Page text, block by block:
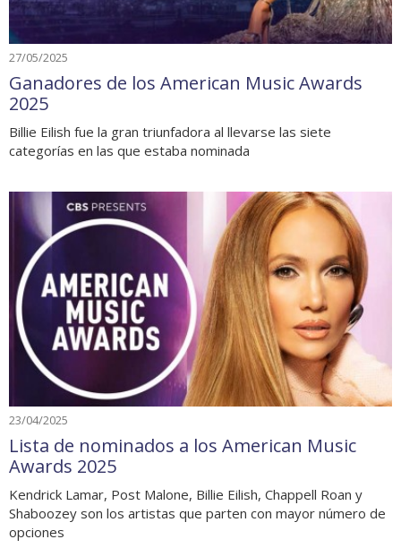
27/05/2025
Ganadores de los American Music Awards
2025
Billie Eilish fue la gran triunfadora al llevarse las siete
categorías en las que estaba nominada
23/04/2025
Lista de nominados a los American Music
Awards 2025
Kendrick Lamar, Post Malone, Billie Eilish, Chappell Roan y
Shaboozey son los artistas que parten con mayor número de
opciones